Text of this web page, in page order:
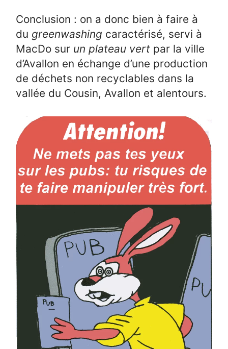
Conclusion : on a donc bien à faire à
du greenwashing caractérisé, servi à
MacDo sur un plateau vert par la ville
d’Avallon en échange d’une production
de déchets non recyclables dans la
vallée du Cousin, Avallon et alentours.